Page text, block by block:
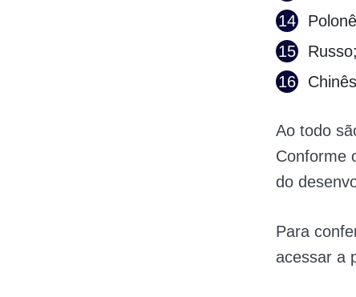
Russo;
Ao todo
Conforme
do
Para
acessar a